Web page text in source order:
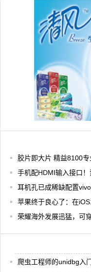
女司机深夜开车撞树致儿
胶片即大片 精益8100
手机配HDMI输入接口
耳机孔已成稀缺配置
苹果终于良心了：在
荣耀海外发展迅猛，可
爬虫工程师的unidbg入